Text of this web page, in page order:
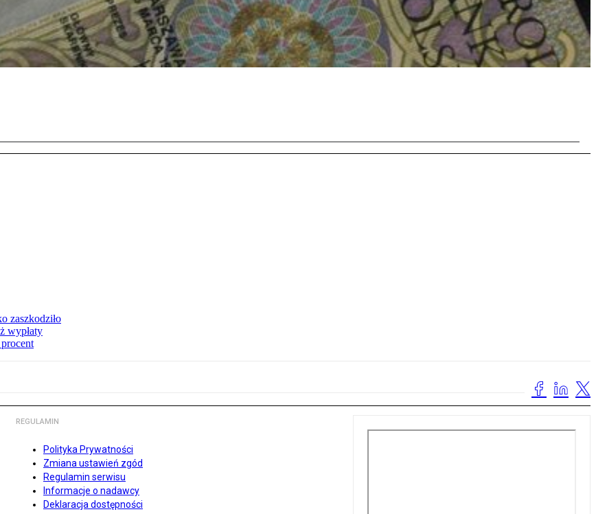
zaszkodziło
wypłaty
REGULAMIN
Polityka Prywatności
Zmiana ustawień zgód
Regulamin serwisu
Informacje o nadawcy
Deklaracja dostępności